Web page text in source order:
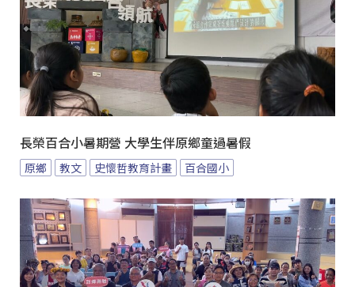
長榮百合小暑期營 大學生伴原鄉童過暑假
原鄉 教文 史懷哲教育計畫 百合國小